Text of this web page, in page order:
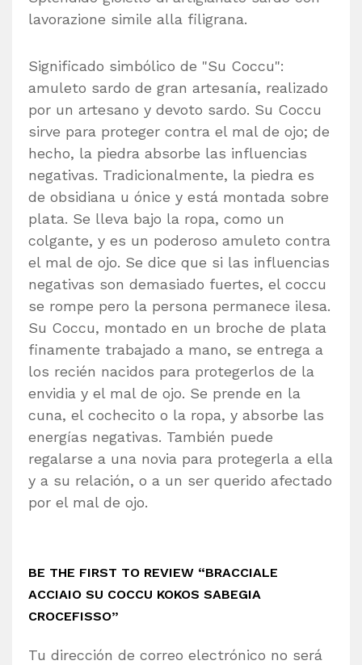
lavorazione simile alla filigrana.
Significado simbólico de "Su Coccu":
amuleto sardo de gran artesanía, realizado
por un artesano y devoto sardo. Su Coccu
sirve para proteger contra el mal de ojo; de
hecho, la piedra absorbe las influencias
negativas. Tradicionalmente, la piedra es
de obsidiana u ónice y está montada sobre
plata. Se lleva bajo la ropa, como un
colgante, y es un poderoso amuleto contra
el mal de ojo. Se dice que si las influencias
negativas son demasiado fuertes, el coccu
se rompe pero la persona permanece ilesa.
Su Coccu, montado en un broche de plata
finamente trabajado a mano, se entrega a
los recién nacidos para protegerlos de la
envidia y el mal de ojo. Se prende en la
cuna, el cochecito o la ropa, y absorbe las
energías negativas. También puede
regalarse a una novia para protegerla a ella
y a su relación, o a un ser querido afectado
por el mal de ojo.
BE THE FIRST TO REVIEW “BRACCIALE
ACCIAIO SU COCCU KOKOS SABEGIA
CROCEFISSO”
Tu dirección de correo electrónico no será